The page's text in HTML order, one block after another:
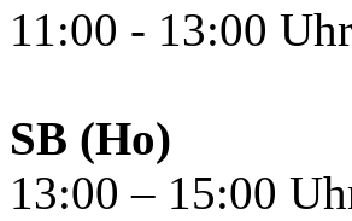
11:00 - 13:00 Uhr
SB (Ho)
13:00 – 15:00